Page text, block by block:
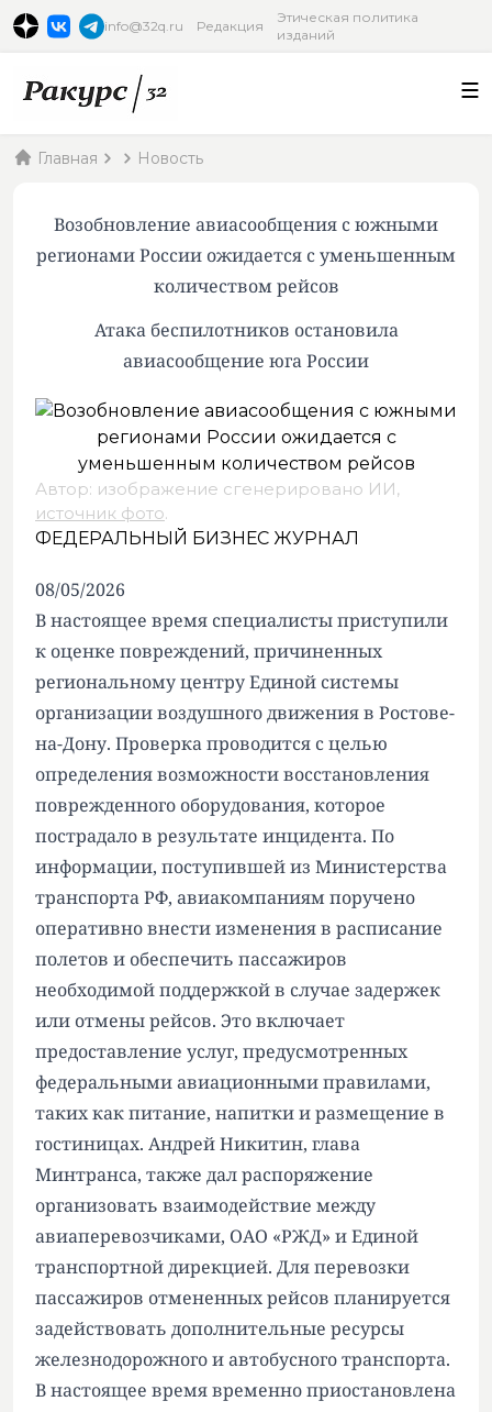
info@32q.ru Редакция
Этическая политика
изданий
Главная Новость
Возобновление авиасообщения с южными
регионами России ожидается с уменьшенным
количеством рейсов
Атака беспилотников остановила
авиасообщение юга России
Автор: изображение сгенерировано ИИ,
источник фото.
ФЕДЕРАЛЬНЫЙ БИЗНЕС ЖУРНАЛ
08/05/2026
В настоящее время специалисты приступили
к оценке повреждений, причиненных
региональному центру Единой системы
организации воздушного движения в Ростове-
на-Дону. Проверка проводится с целью
определения возможности восстановления
поврежденного оборудования, которое
пострадало в результате инцидента. По
информации, поступившей из Министерства
транспорта РФ, авиакомпаниям поручено
оперативно внести изменения в расписание
полетов и обеспечить пассажиров
необходимой поддержкой в случае задержек
или отмены рейсов. Это включает
предоставление услуг, предусмотренных
федеральными авиационными правилами,
таких как питание, напитки и размещение в
гостиницах. Андрей Никитин, глава
Минтранса, также дал распоряжение
организовать взаимодействие между
авиаперевозчиками, ОАО «РЖД» и Единой
транспортной дирекцией. Для перевозки
пассажиров отмененных рейсов планируется
задействовать дополнительные ресурсы
железнодорожного и автобусного транспорта.
В настоящее время временно приостановлена